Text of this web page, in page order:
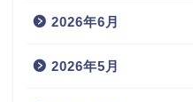
2026年6月
2026年5月